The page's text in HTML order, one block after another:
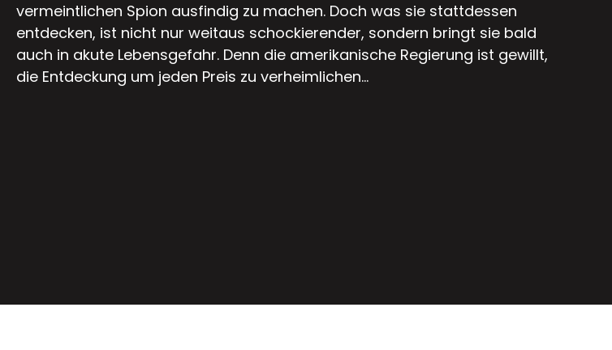
vermeintlichen Spion ausfindig zu machen. Doch was sie stattdessen
entdecken, ist nicht nur weitaus schockierender, sondern bringt sie bald
auch in akute Lebensgefahr. Denn die amerikanische Regierung ist gewillt,
die Entdeckung um jeden Preis zu verheimlichen...